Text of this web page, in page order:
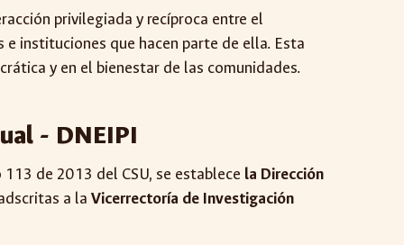
privilegiada y recíproca entre el
instituciones que hacen parte de ella. Esta
y en el bienestar de las comunidades.
- DNEIPI
de 2013 del CSU, se establece la Dirección
a la Vicerrectoría de Investigación